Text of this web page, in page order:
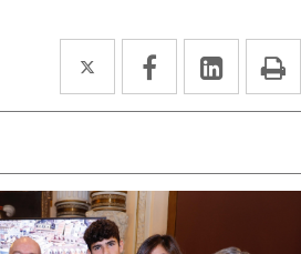
Twitter
Enlace
a
aplicación
externa.
Facebook
Enlace
a
aplicación
externa.
Enlace
a